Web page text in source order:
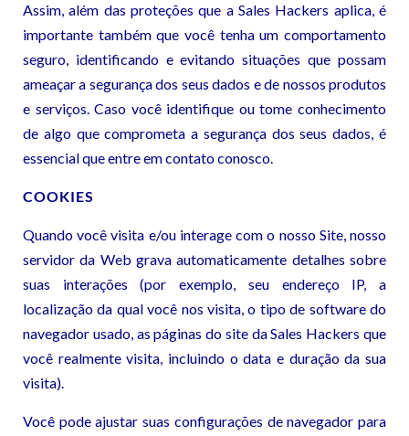
Assim, além das proteções que a Sales Hackers aplica, é
importante também que você tenha um comportamento
seguro, identificando e evitando situações que possam
ameaçar a segurança dos seus dados e de nossos produtos
e serviços. Caso você identifique ou tome conhecimento
de algo que comprometa a segurança dos seus dados, é
essencial que entre em contato conosco.
COOKIES
Quando você visita e/ou interage com o nosso Site, nosso
servidor da Web grava automaticamente detalhes sobre
suas interações (por exemplo, seu endereço IP, a
localização da qual você nos visita, o tipo de software do
navegador usado, as páginas do site da Sales Hackers que
você realmente visita, incluindo o data e duração da sua
visita).
Você pode ajustar suas configurações de navegador para